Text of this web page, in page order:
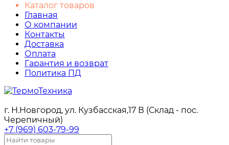
Каталог товаров
Главная
О компании
Контакты
Доставка
Оплата
Гарантия и возврат
Политика ПД
г. Н.Новгород, ул. Кузбасская,17 В (Склад - пос.
Черепичный)
+7 (969) 603-79-99